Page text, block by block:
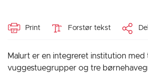
Print Forstør tekst Del
Malurt er en integreret institution med
vuggestuegrupper og tre